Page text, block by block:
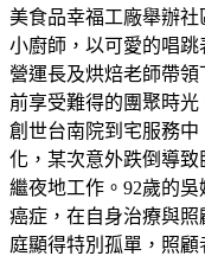
美食品幸福工廠舉辦
小廚師，以可愛的唱
營運長及烘焙老師帶
前享受難得的團聚時光
創世台南院到宅服務
化，某次意外跌倒導
繼夜地工作。92歲的
癌症，在自身治療與
庭顯得特別孤單，照